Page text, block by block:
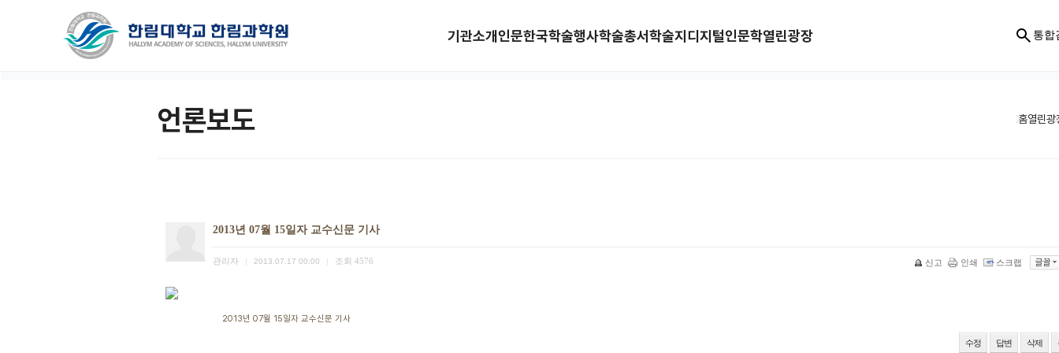
기관소개인문한국학술행사학술총서학술지디지털인문학열린광장 통합
언론보도 홈열린광
2013년 07월 15일자 교수신문 기사
관리자 2013.07.17 00:00 조회 4576 신고 인쇄 스크랩
2013년 07월 15일자 교수신문 기사
수정 답변 삭제